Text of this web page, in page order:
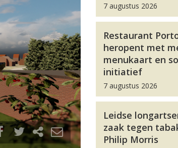
7 augustus 2026
Restaurant
heropent met
menukaart en
initiatief
7 augustus 2026
Leidse
zaak tegen
Philip Morris